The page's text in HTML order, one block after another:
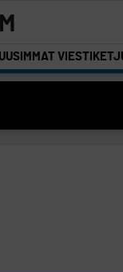
UUSIMMAT